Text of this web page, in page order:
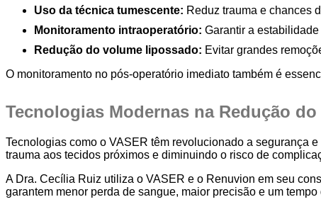
Uso da técnica tumescente: Reduz trauma e chances
Monitoramento intraoperatório: Garantir a
Redução do volume lipossado: Evitar grandes
O monitoramento no pós-operatório imediato também é
Tecnologias Modernas na Redução
Tecnologias como o VASER têm revolucionado a segurança
trauma aos tecidos próximos e diminuindo o risco de
A Dra. Cecília Ruiz utiliza o VASER e o Renuvion em seu
garantem menor perda de sangue, maior precisão e um